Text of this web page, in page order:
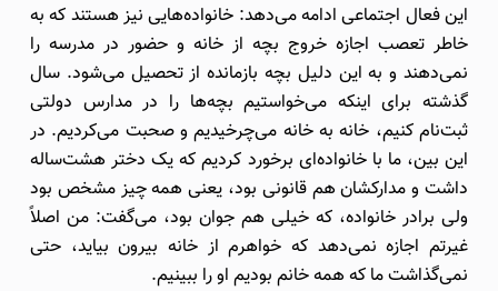
این فعال اجتماعی ادامه می‌دهد: خانواده‌هایی نیز هستند که به
خاطر تعصب اجازه خروج بچه از خانه و حضور در مدرسه را
نمی‌دهند و به این دلیل بچه بازمانده از تحصیل می‌شود. سال
گذشته برای اینکه می‌خواستیم بچه‌ها را در مدارس دولتی
ثبت‌نام کنیم، خانه به خانه می‌چرخیدیم و صحبت می‌کردیم. در
این بین، ما با خانواده‌ای برخورد کردیم که یک دختر هشت‌ساله
داشت و مدارکشان هم قانونی بود، یعنی همه چیز مشخص بود
ولی برادر خانواده، که خیلی هم جوان بود، می‌گفت: من اصلاً
غیرتم اجازه نمی‌دهد که خواهرم از خانه بیرون بیاید، حتی
نمی‌گذاشت ما که همه خانم بودیم او را ببینیم.